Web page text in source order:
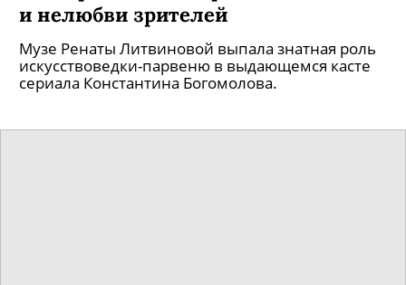
Ее роль в «Спутнике» стала главным российским
кинокамбэком года, а картину, рискнувшую
выйти в первый месяц самоизоляции и только
на диджитал-платформах, посмотрели более
миллиона раз.